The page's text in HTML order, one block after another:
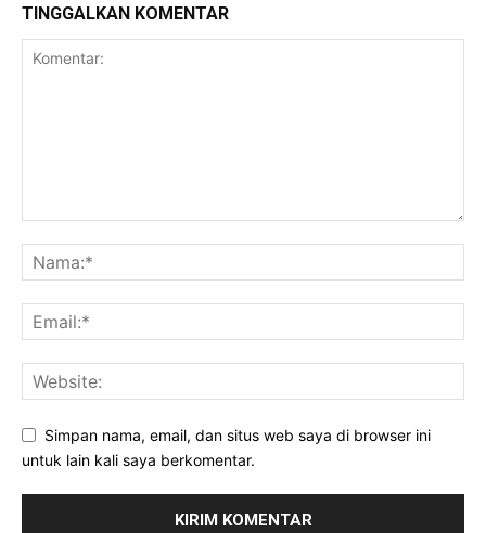
TINGGALKAN KOMENTAR
Simpan nama, email, dan situs web saya di browser ini
untuk lain kali saya berkomentar.